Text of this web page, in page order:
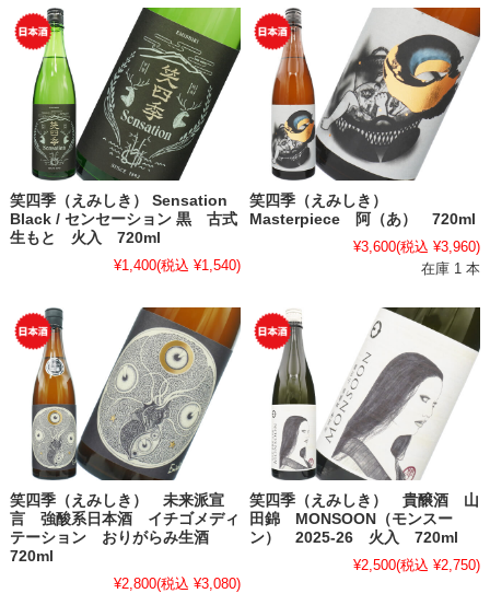
笑四季（えみしき） Sensation
Black / センセーション 黒 古式
生もと 火入 720ml
¥1,400(税込 ¥1,540)
笑四季（えみしき）
Masterpiece 阿（あ） 720ml
¥3,600(税込 ¥3,960)
在庫 1 本
笑四季（えみしき） 未来派宣
言 強酸系日本酒 イチゴメディ
テーション おりがらみ生酒
720ml
¥2,800(税込 ¥3,080)
笑四季（えみしき） 貴醸酒 山
田錦 MONSOON（モンスー
ン） 2025-26 火入 720ml
¥2,500(税込 ¥2,750)